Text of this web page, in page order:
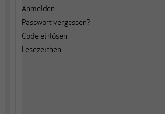
Anmelden
Passwort vergessen?
Code einlösen
Lesezeichen